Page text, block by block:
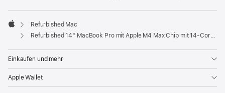
neues
Apple
Refurbished Mac
Refurbished 14" MacBook Pro mit Apple M4 Max Chip mit 14‑Core CPU und 32‑Core GPU – Silber
Einkaufen und mehr
Apple Wallet